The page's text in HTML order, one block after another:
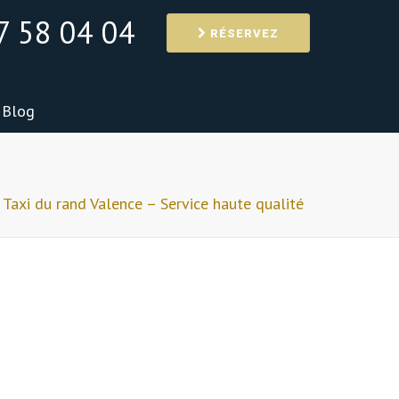
58 04 04 RÉSERVEZ
Blog
Taxi du rand Valence – Service haute qualité